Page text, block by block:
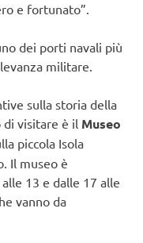
e fortunato”.
dei porti navali più
militare.
sulla storia della
visitare è il Museo
piccola Isola
Il museo è
13 e dalle 17 alle
vanno da